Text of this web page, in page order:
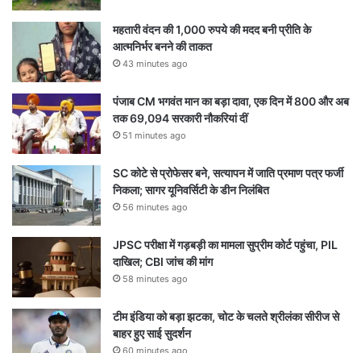
महतारी वंदन की 1,000 रुपये की मदद बनी प्रीति के
आत्मनिर्भर बनने की ताकत
43 minutes ago
पंजाब CM भगवंत मान का बड़ा दावा, एक दिन में 800 और अब
तक 69,094 सरकारी नौकरियां दीं
51 minutes ago
SC कोटे से प्रोफेसर बने, सत्यापन में जाति प्रमाण पत्र फर्जी
निकला; सागर यूनिवर्सिटी के डीन निलंबित
56 minutes ago
JPSC परीक्षा में गड़बड़ी का मामला सुप्रीम कोर्ट पहुंचा, PIL
दाखिल; CBI जांच की मांग
58 minutes ago
टीम इंडिया को बड़ा झटका, चोट के चलते श्रीलंका सीरीज से
बाहर हुए साई सुदर्शन
60 minutes ago